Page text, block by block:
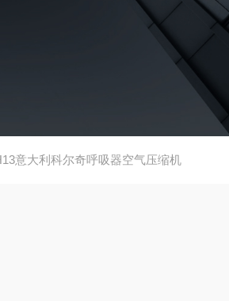
意大利科尔奇呼吸器空气压缩机